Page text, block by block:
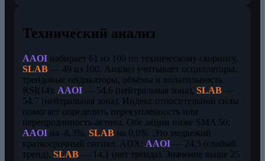
Технический анализ
AAOI набирает 61 из 100 по техническому скорингу,
SLAB — 49 из 100. Анализ учитывает осцилляторы,
трендовые индикаторы, объёмы и волатильность.
RSI(14): AAOI — 54,6 (нейтральная зона), SLAB —
54,7 (нейтральная зона). Индекс относительной силы
помогает определить перекупленность или
перепроданность актива. Обе акции ниже SMA 50:
AAOI на -8,3%, SLAB на 0,0%. Это медвежий
краткосрочный сигнал. ADX: AAOI — 24,5 (слабый
тренд), SLAB — 14,1 (нет тренда). Значение выше 25